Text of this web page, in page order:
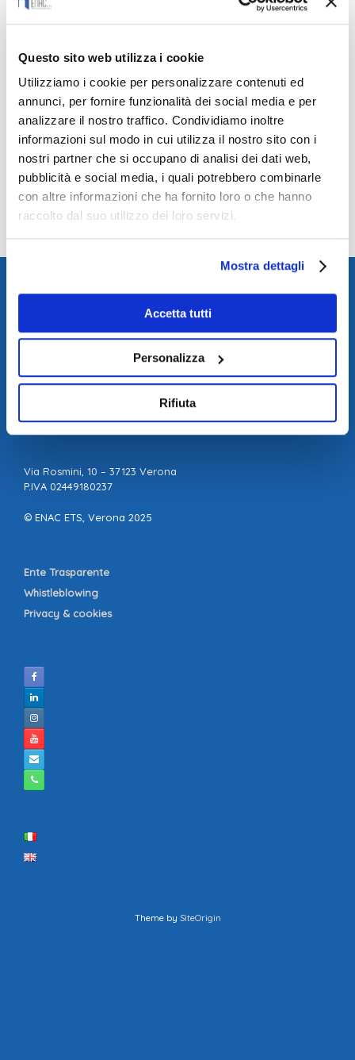
Questo sito web utilizza i cookie
Utilizziamo i cookie per personalizzare contenuti ed
annunci, per fornire funzionalità dei social media e per
analizzare il nostro traffico. Condividiamo inoltre
informazioni sul modo in cui utilizza il nostro sito con i
nostri partner che si occupano di analisi dei dati web,
pubblicità e social media, i quali potrebbero combinarle
con altre informazioni che ha fornito loro o che hanno
raccolto dal suo utilizzo dei loro servizi.
Mostra dettagli
Accetta tutti
Personalizza
Rifiuta
Happy Europe Day! Making
Via Rosmini, 10 – 37123 Verona
P.IVA 02449180237
© ENAC ETS, Verona 2025
Ente Trasparente
Whistleblowing
Privacy & cookies
Theme by SiteOrigin